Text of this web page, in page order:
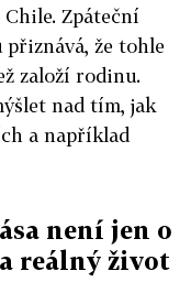
Zpáteční
že tohle
založí rodinu.
nad tím, jak
a například
není jen o
reálný život